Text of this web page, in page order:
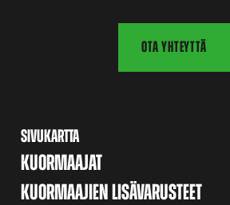
OTA YHTEYTTÄ
SIVUKARTTA
KUORMAAJAT
KUORMAAJIEN LISÄVARUSTEET